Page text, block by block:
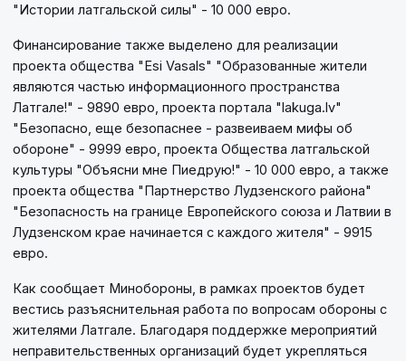
"Истории латгальской силы" - 10 000 евро.
Финансирование также выделено для реализации
проекта общества "Esi Vasals" "Образованные жители
являются частью информационного пространства
Латгале!" - 9890 евро, проекта портала "lakuga.lv"
"Безопасно, еще безопаснее - развеиваем мифы об
обороне" - 9999 евро, проекта Общества латгальской
культуры "Объясни мне Пиедрую!" - 10 000 евро, а также
проекта общества "Партнерство Лудзенского района"
"Безопасность на границе Европейского союза и Латвии в
Лудзенском крае начинается с каждого жителя" - 9915
евро.
Как сообщает Минобороны, в рамках проектов будет
вестись разъяснительная работа по вопросам обороны с
жителями Латгале. Благодаря поддержке мероприятий
неправительственных организаций будет укрепляться